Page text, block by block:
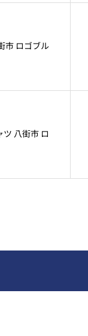
市 ロゴブル
八街市 ロ